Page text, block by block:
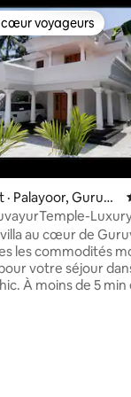
5, 60
cœur voyageurs
voyageurs
Palayoor, Guruva
Luxueuse villa
de Guruvayur
au cœur de
les commodités
votre séjour
À moins de 5 min